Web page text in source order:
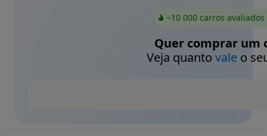
~10 000 carros
Quer comprar um
Veja quanto valeo